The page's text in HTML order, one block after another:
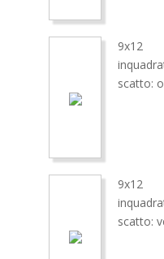
9x12
scatto:
9x12
scatto: